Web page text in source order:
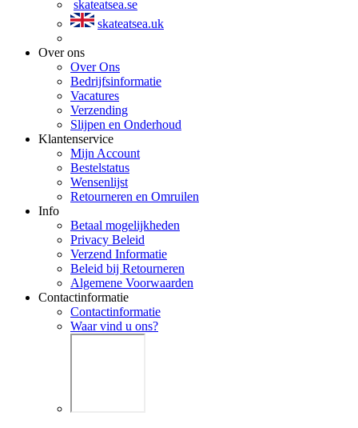
skateatsea.se
skateatsea.uk
Over ons
Over Ons
Bedrijfsinformatie
Vacatures
Verzending
Slijpen en Onderhoud
Klantenservice
Mijn Account
Bestelstatus
Wensenlijst
Retourneren en Omruilen
Info
Betaal mogelijkheden
Privacy Beleid
Verzend Informatie
Beleid bij Retourneren
Algemene Voorwaarden
Contactinformatie
Contactinformatie
Waar vind u ons?